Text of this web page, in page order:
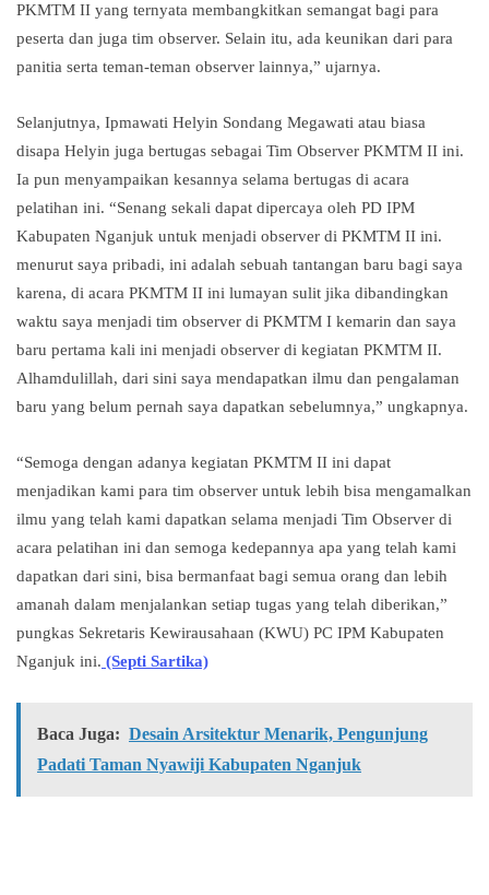
PKMTM II yang ternyata membangkitkan semangat bagi para
peserta dan juga tim observer. Selain itu, ada keunikan dari para
panitia serta teman-teman observer lainnya,” ujarnya.
Selanjutnya, Ipmawati Helyin Sondang Megawati atau biasa
disapa Helyin juga bertugas sebagai Tim Observer PKMTM II ini.
Ia pun menyampaikan kesannya selama bertugas di acara
pelatihan ini. “Senang sekali dapat dipercaya oleh PD IPM
Kabupaten Nganjuk untuk menjadi observer di PKMTM II ini.
menurut saya pribadi, ini adalah sebuah tantangan baru bagi saya
karena, di acara PKMTM II ini lumayan sulit jika dibandingkan
waktu saya menjadi tim observer di PKMTM I kemarin dan saya
baru pertama kali ini menjadi observer di kegiatan PKMTM II.
Alhamdulillah, dari sini saya mendapatkan ilmu dan pengalaman
baru yang belum pernah saya dapatkan sebelumnya,” ungkapnya.
“Semoga dengan adanya kegiatan PKMTM II ini dapat
menjadikan kami para tim observer untuk lebih bisa mengamalkan
ilmu yang telah kami dapatkan selama menjadi Tim Observer di
acara pelatihan ini dan semoga kedepannya apa yang telah kami
dapatkan dari sini, bisa bermanfaat bagi semua orang dan lebih
amanah dalam menjalankan setiap tugas yang telah diberikan,”
pungkas Sekretaris Kewirausahaan (KWU) PC IPM Kabupaten
Nganjuk ini. (Septi Sartika)
Baca Juga: Desain Arsitektur Menarik, Pengunjung
Padati Taman Nyawiji Kabupaten Nganjuk